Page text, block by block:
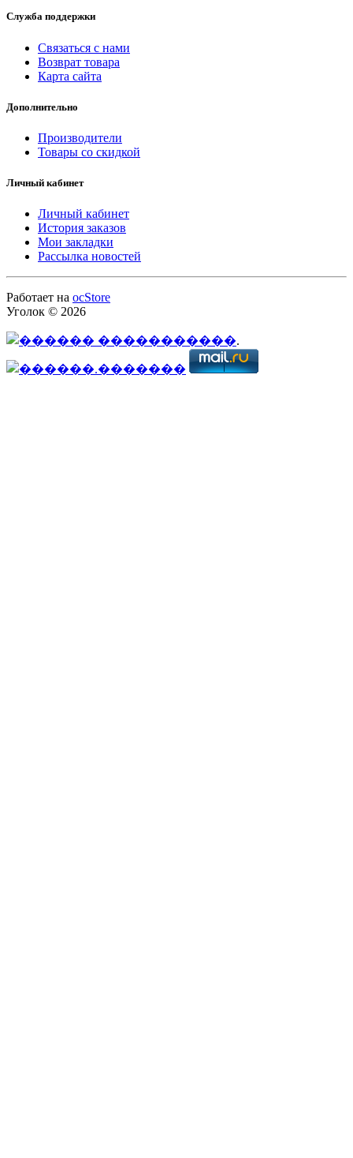
Служба поддержки
Связаться с нами
Возврат товара
Карта сайта
Дополнительно
Производители
Товары со скидкой
Личный кабинет
Личный кабинет
История заказов
Мои закладки
Рассылка новостей
Работает на ocStore
Уголок © 2026
.